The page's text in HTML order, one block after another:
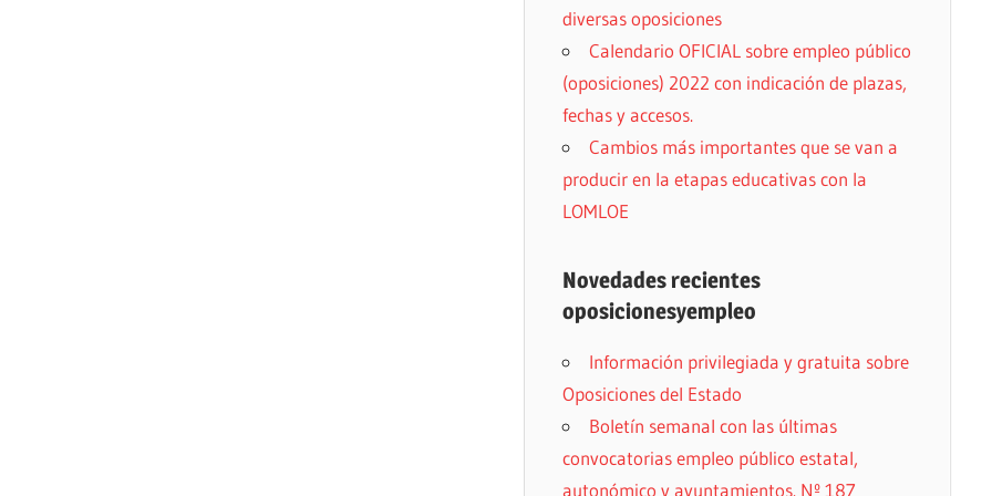
diversas oposiciones
Calendario OFICIAL sobre empleo público
(oposiciones) 2022 con indicación de plazas,
fechas y accesos.
Cambios más importantes que se van a
producir en la etapas educativas con la
LOMLOE
Novedades recientes
oposicionesyempleo
Información privilegiada y gratuita sobre
Oposiciones del Estado
Boletín semanal con las últimas
convocatorias empleo público estatal,
autonómico y ayuntamientos. Nº 187